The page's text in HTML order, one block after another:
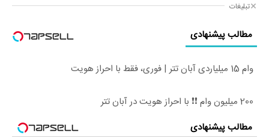
تبلیغات
مطالب پیشنهادی
وام 15 میلیاردی آبان تتر | فوری، فقط با احراز هویت
200 میلیون وام ❗❗ با احراز هویت در آبان تتر
مطالب پیشنهادی